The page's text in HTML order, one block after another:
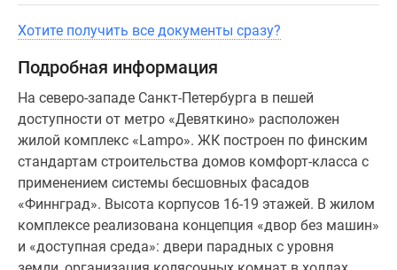
виды
квартир:
студии,
и
двухкомнатные.
Базово
квартиры
предлагаются
без
отделки,
однако
Хотите получить все документы сразу?
Подробная информация
На северо-западе Санкт-Петербурга в пешей
доступности от метро «Девяткино» расположен
жилой комплекс «Lampo». ЖК построен по финским
стандартам строительства домов комфорт-класса с
применением системы бесшовных фасадов
«Финнград». Высота корпусов 16-19 этажей. В жилом
комплексе реализована концепция «двор без машин»
и «доступная среда»: двери парадных с уровня